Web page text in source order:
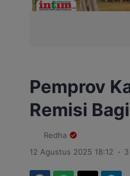
Pemprov
Remisi
Redha
12 Agustus 2025 18:12 .